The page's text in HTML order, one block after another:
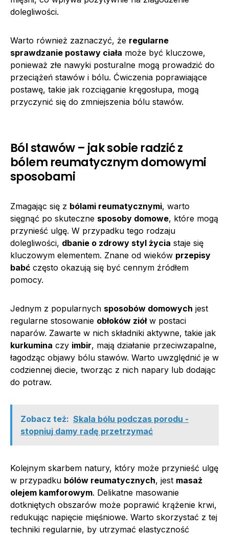
dolegliwości.
Warto również zaznaczyć, że regularne
sprawdzanie postawy ciała może być kluczowe,
ponieważ złe nawyki posturalne mogą prowadzić do
przeciążeń stawów i bólu. Ćwiczenia poprawiające
postawę, takie jak rozciąganie kręgosłupa, mogą
przyczynić się do zmniejszenia bólu stawów.
Ból stawów – jak sobie radzić z
bólem reumatycznym domowymi
sposobami
Zmagając się z bólami reumatycznymi, warto
sięgnąć po skuteczne sposoby domowe, które mogą
przynieść ulgę. W przypadku tego rodzaju
dolegliwości, dbanie o zdrowy styl życia staje się
kluczowym elementem. Znane od wieków przepisy
babć często okazują się być cennym źródłem
pomocy.
Jednym z popularnych sposobów domowych jest
regularne stosowanie obłoków ziółw postaci
naparów. Zawarte w nich składniki aktywne, takie jak
kurkumina czy imbir, mają działanie przeciwzapalne,
łagodząc objawy bólu stawów. Warto uwzględnić je w
codziennej diecie, tworząc z nich napary lub dodając
do potraw.
Zobacz też: Skala bólu podczas porodu -
stopniuj damy radę przetrzymać
Kolejnym skarbem natury, który może przynieść ulgę
w przypadku bólów reumatycznych, jest masaż
olejem kamforowym. Delikatne masowanie
dotkniętych obszarów może poprawić krążenie krwi,
redukując napięcie mięśniowe. Warto skorzystać z tej
techniki regularnie, by utrzymać elastyczność